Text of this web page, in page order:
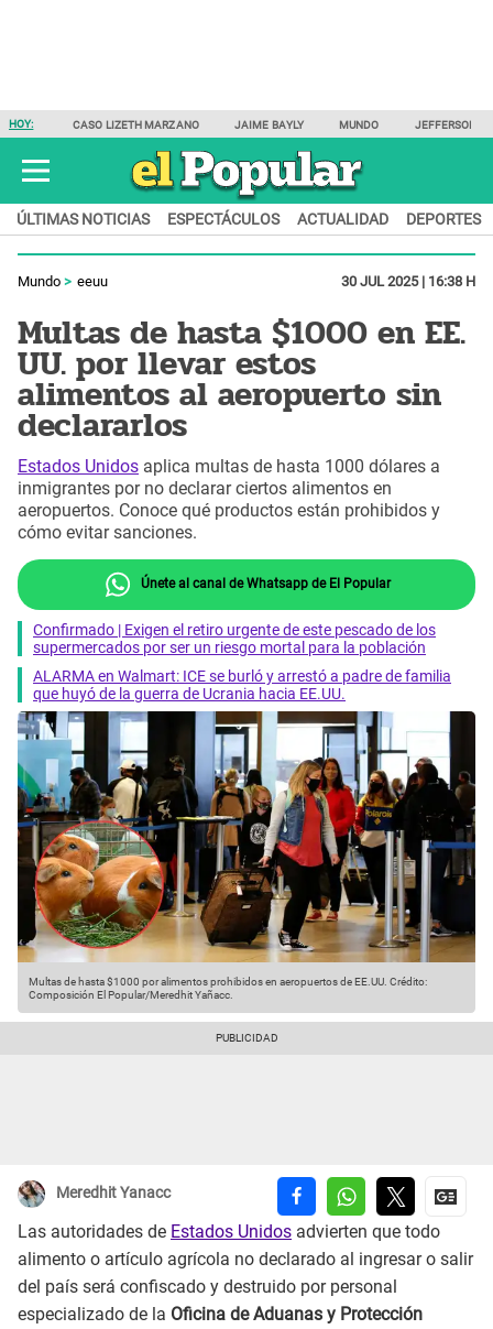
HOY: CASO LIZETH MARZANO JAIME BAYLY MUNDO JEFFERSON
ÚLTIMAS NOTICIAS ESPECTÁCULOS ACTUALIDAD DEPORTES
Mundo eeuu 30 JUL 2025 | 16:38 H
Multas de hasta $1000 en EE.
UU. por llevar estos
alimentos al aeropuerto sin
declararlos
Estados Unidos aplica multas de hasta 1000 dólares a
inmigrantes por no declarar ciertos alimentos en
aeropuertos. Conoce qué productos están prohibidos y
cómo evitar sanciones.
Únete al canal de Whatsapp de El Popular
Confirmado | Exigen el retiro urgente de este pescado de los
supermercados por ser un riesgo mortal para la población
ALARMA en Walmart: ICE se burló y arrestó a padre de familia
que huyó de la guerra de Ucrania hacia EE.UU.
Multas de hasta $1000 por alimentos prohibidos en aeropuertos de EE.UU. Crédito:
Composición El Popular/Meredhit Yañacc.
Meredhit Yanacc
Las autoridades de Estados Unidos advierten que todo
alimento o artículo agrícola no declarado al ingresar o salir
del país será confiscado y destruido por personal
especializado de la Oficina de Aduanas y Protección